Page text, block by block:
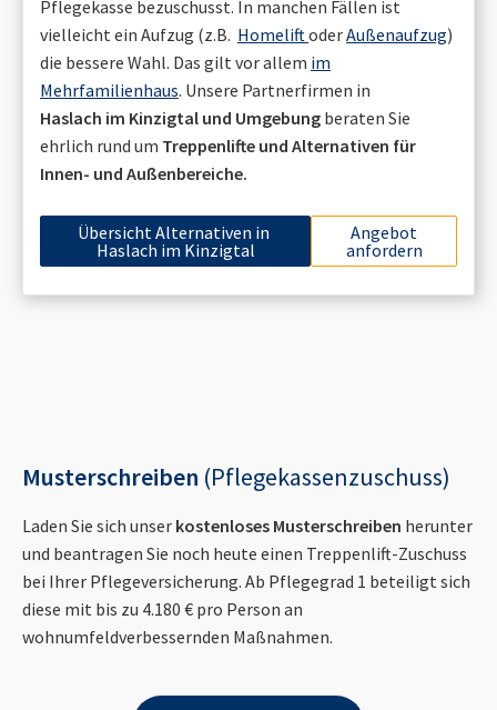
Pflegekasse bezuschusst. In manchen Fällen ist
vielleicht ein Aufzug (z.B. HomeliftoderAußenaufzug)
die bessere Wahl. Das gilt vor allem im
Mehrfamilienhaus. Unsere Partnerfirmen in
Haslach im Kinzigtal und Umgebung beraten Sie
ehrlich rund um Treppenlifte und Alternativen für
Innen- und Außenbereiche.
Übersicht Alternativen in
Haslach im Kinzigtal
Angebot
anfordern
Musterschreiben (Pflegekassenzuschuss)
Laden Sie sich unser kostenloses Musterschreiben herunter
und beantragen Sie noch heute einen Treppenlift-Zuschuss
bei Ihrer Pflegeversicherung. Ab Pflegegrad 1 beteiligt sich
diese mit bis zu 4.180 € pro Person an
wohnumfeldverbessernden Maßnahmen.